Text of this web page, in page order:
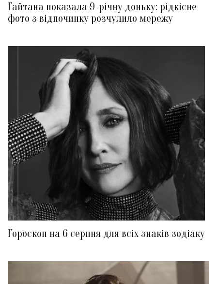
Гайтана показала 9-річну доньку: рідкісне
фото з відпочинку розчулило мережу
Гороскоп на 6 серпня для всіх знаків зодіаку